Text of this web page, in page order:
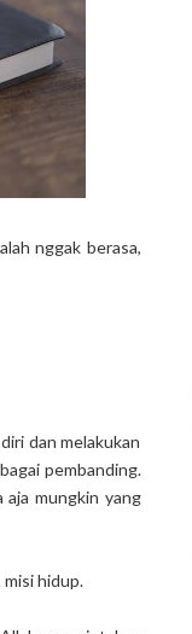
nggak berasa,
dan melakukan
pembanding.
aja mungkin yang
hidup.